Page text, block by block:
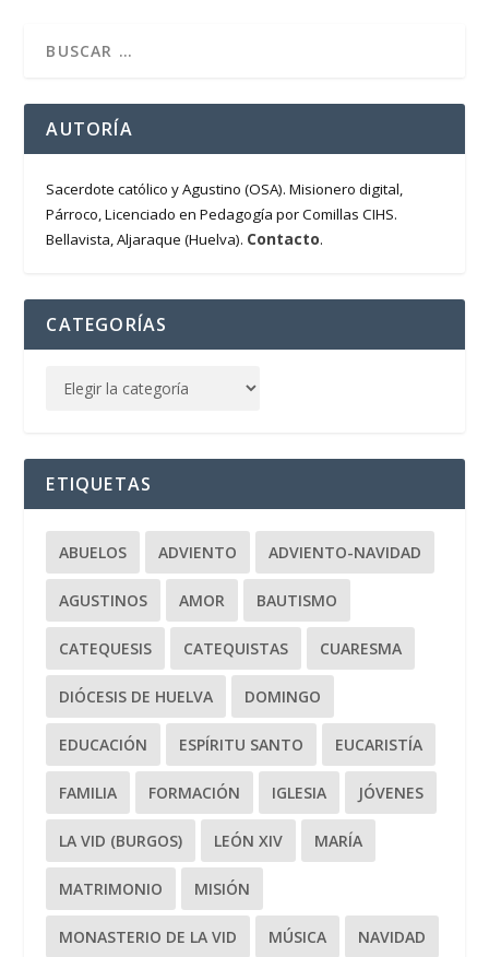
AUTORÍA
Sacerdote católico y Agustino (OSA). Misionero digital,
Párroco, Licenciado en Pedagogía por Comillas CIHS.
Bellavista, Aljaraque (Huelva). Contacto.
CATEGORÍAS
ETIQUETAS
ABUELOS ADVIENTO ADVIENTO-NAVIDAD
AGUSTINOS AMOR BAUTISMO
CATEQUESIS CATEQUISTAS CUARESMA
DIÓCESIS DE HUELVA DOMINGO
EDUCACIÓN ESPÍRITU SANTO EUCARISTÍA
FAMILIA FORMACIÓN IGLESIA JÓVENES
LA VID (BURGOS) LEÓN XIV MARÍA
MATRIMONIO MISIÓN
MONASTERIO DE LA VID MÚSICA NAVIDAD